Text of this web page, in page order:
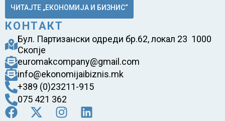
ЧИТАЈТЕ „ЕКОНОМИЈА И БИЗНИС“
КОНТАКТ
Бул. Партизански одреди бр.62, локал 23 1000
Скопје
euromakcompany@gmail.com
info@ekonomijaibiznis.mk
+389 (0)23211-915
075 421 362